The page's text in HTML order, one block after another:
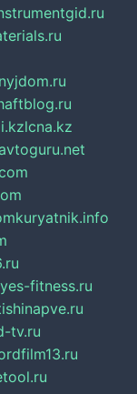
lcna.kz
avtoguru.net
kuryatnik.info
yes-fitness.ru
tv.ru